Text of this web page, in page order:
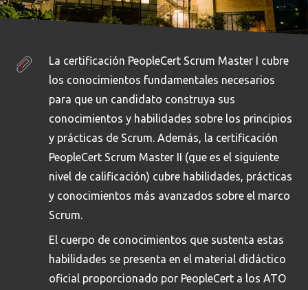
La certificación PeopleCert Scrum Master I cubre
los conocimientos fundamentales necesarios
para que un candidato construya sus
conocimientos y habilidades sobre los principios
y prácticas de Scrum. Además, la certificación
PeopleCert Scrum Master II (que es el siguiente
nivel de calificación) cubre habilidades, prácticas
y conocimientos más avanzados sobre el marco
Scrum.
El cuerpo de conocimientos que sustenta estas
habilidades se presenta en el material didáctico
oficial proporcionado por PeopleCert a los ATO